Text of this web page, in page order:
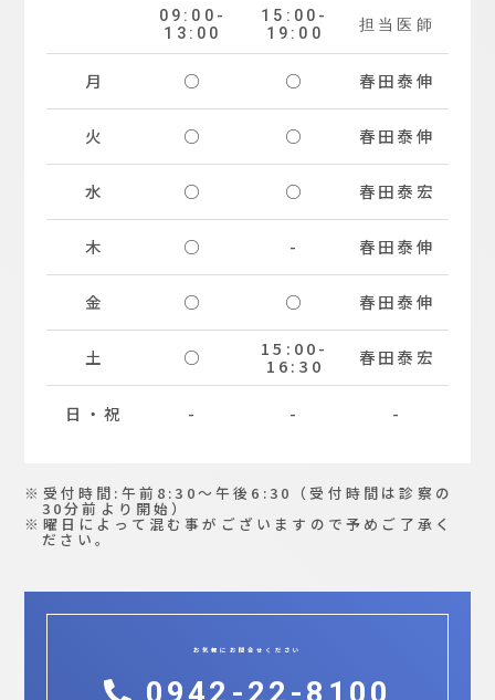
月
火
水
木
金
土
日・祝
09:00-
13:00
○
○
○
○
○
○
-
15:00-
19:00
○
○
○
-
○
15:00-
16:30
-
担当 医師
春田泰伸
春田泰伸
春田泰宏
春田泰伸
春田泰伸
春田泰宏
-
受付時間:午前8:30〜午後6:30（受付時間は診察の
30分前より開始）
曜日によって混む事がございますので予めご了承く
ださい。
お気軽にお問合せください
0942-22-8100